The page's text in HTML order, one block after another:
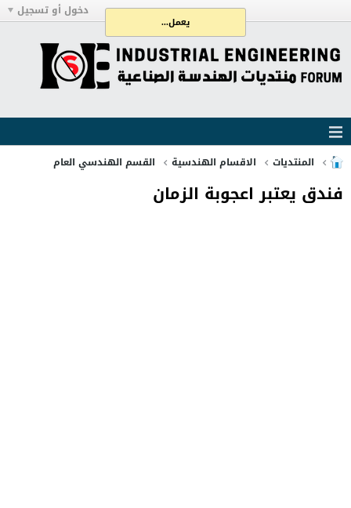
دخول أو تسجيل
المنتديات الاقسام الهندسية القسم الهندسي العام
فندق يعتبر اعجوبة الزمان
يعمل...